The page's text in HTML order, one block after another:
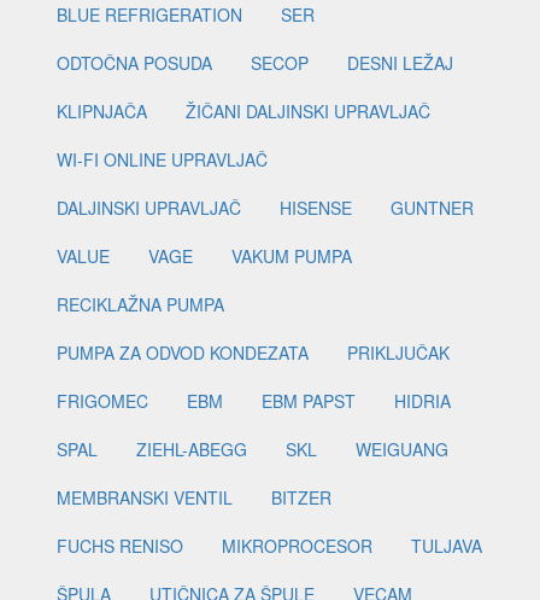
BLUE REFRIGERATION
SER
ODTOČNA POSUDA
SECOP
DESNI LEŽAJ
KLIPNJAČA
ŽIČANI DALJINSKI UPRAVLJAČ
WI-FI ONLINE UPRAVLJAČ
DALJINSKI UPRAVLJAČ
HISENSE
GUNTNER
VALUE
VAGE
VAKUM PUMPA
RECIKLAŽNA PUMPA
PUMPA ZA ODVOD KONDEZATA
PRIKLJUČAK
FRIGOMEC
EBM EBM PAPST
HIDRIA
SPAL
ZIEHL-ABEGG SKL
WEIGUANG
MEMBRANSKI VENTIL
BITZER
FUCHS RENISO
MIKROPROCESOR
TULJAVA
ŠPULA
UTIČNICA ZA ŠPULE VECAM